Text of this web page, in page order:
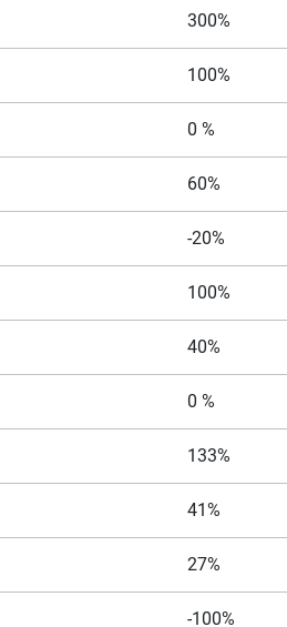
300%
100%
0 %
60%
-20%
100%
40%
0 %
133%
41%
27%
-100%